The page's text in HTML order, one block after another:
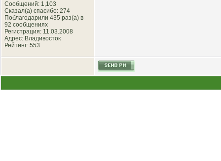
Сообщений: 1,103
Сказал(а) спасибо: 274
Поблагодарили 435 раз(а) в
92 сообщениях
Регистрация: 11.03.2008
Адрес: Владивосток
Рейтинг: 553